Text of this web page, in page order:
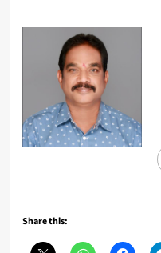
Share this: